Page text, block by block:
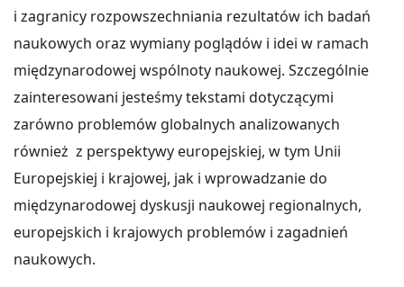
i zagranicy rozpowszechniania rezultatów ich badań
naukowych oraz wymiany poglądów i idei w ramach
międzynarodowej wspólnoty naukowej. Szczególnie
zainteresowani jesteśmy tekstami dotyczącymi
zarówno problemów globalnych analizowanych
również z perspektywy europejskiej, w tym Unii
Europejskiej i krajowej, jak i wprowadzanie do
międzynarodowej dyskusji naukowej regionalnych,
europejskich i krajowych problemów i zagadnień
naukowych.